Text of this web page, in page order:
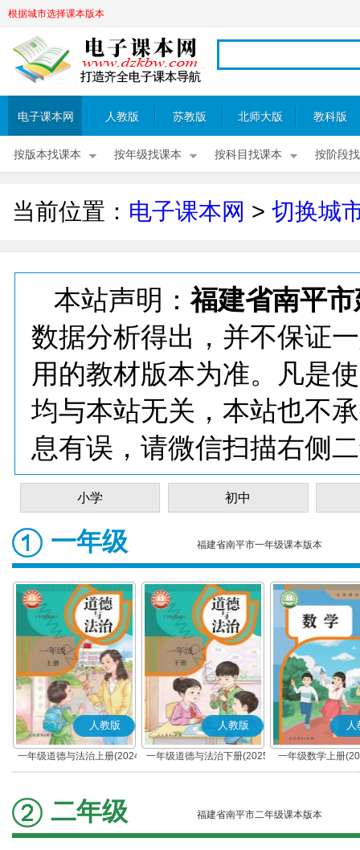
根据城市选择课本版本
电子课本网 人教版 苏教版 北师大版 教科版
按版本找课本 按年级找课本 按科目找课本 按阶段
当前位置： 电子课本网 > 切换城
本站声明：福建省南平
数据分析得出，并不保证
用的教材版本为准。凡是
均与本站无关，本站也不
息有误，请微信扫描右侧
小学 初中
一年级 福建省南平市一年级课本版本
人教版
一年级道德与法治上册(2024
秋版)(部编版)
人教版
一年级道德与法治下册(2025
春版)(部编版)
人
一年级数学上册
二年级 福建省南平市二年级课本版本